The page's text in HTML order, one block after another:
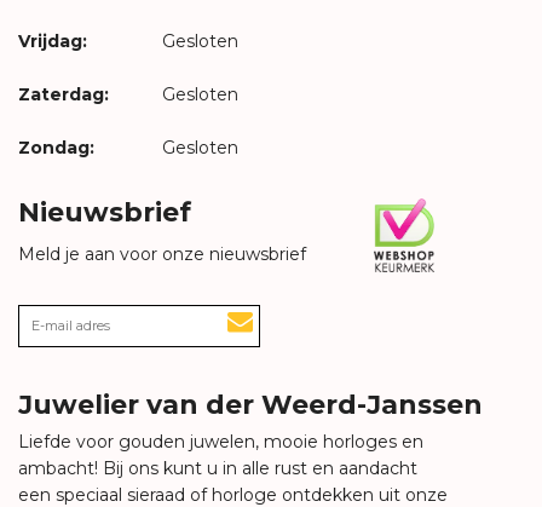
Vrijdag: Gesloten
Zaterdag: Gesloten
Zondag: Gesloten
Nieuwsbrief
Meld je aan voor onze nieuwsbrief
Juwelier van der Weerd-Janssen
Liefde voor gouden juwelen, mooie horloges en
ambacht! Bij ons kunt u in alle rust en aandacht
een speciaal sieraad of horloge ontdekken uit onze